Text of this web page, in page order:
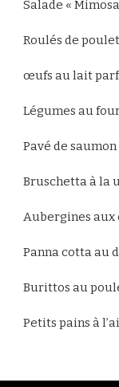
Salade «
Roulés de
œufs au lait
Légumes au
Pavé de
Bruschetta à la
Aubergines aux
Panna cotta au
Burittos au
Petits pains à